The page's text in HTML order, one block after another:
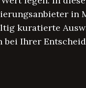
in
kuratierte
bei Ihrer